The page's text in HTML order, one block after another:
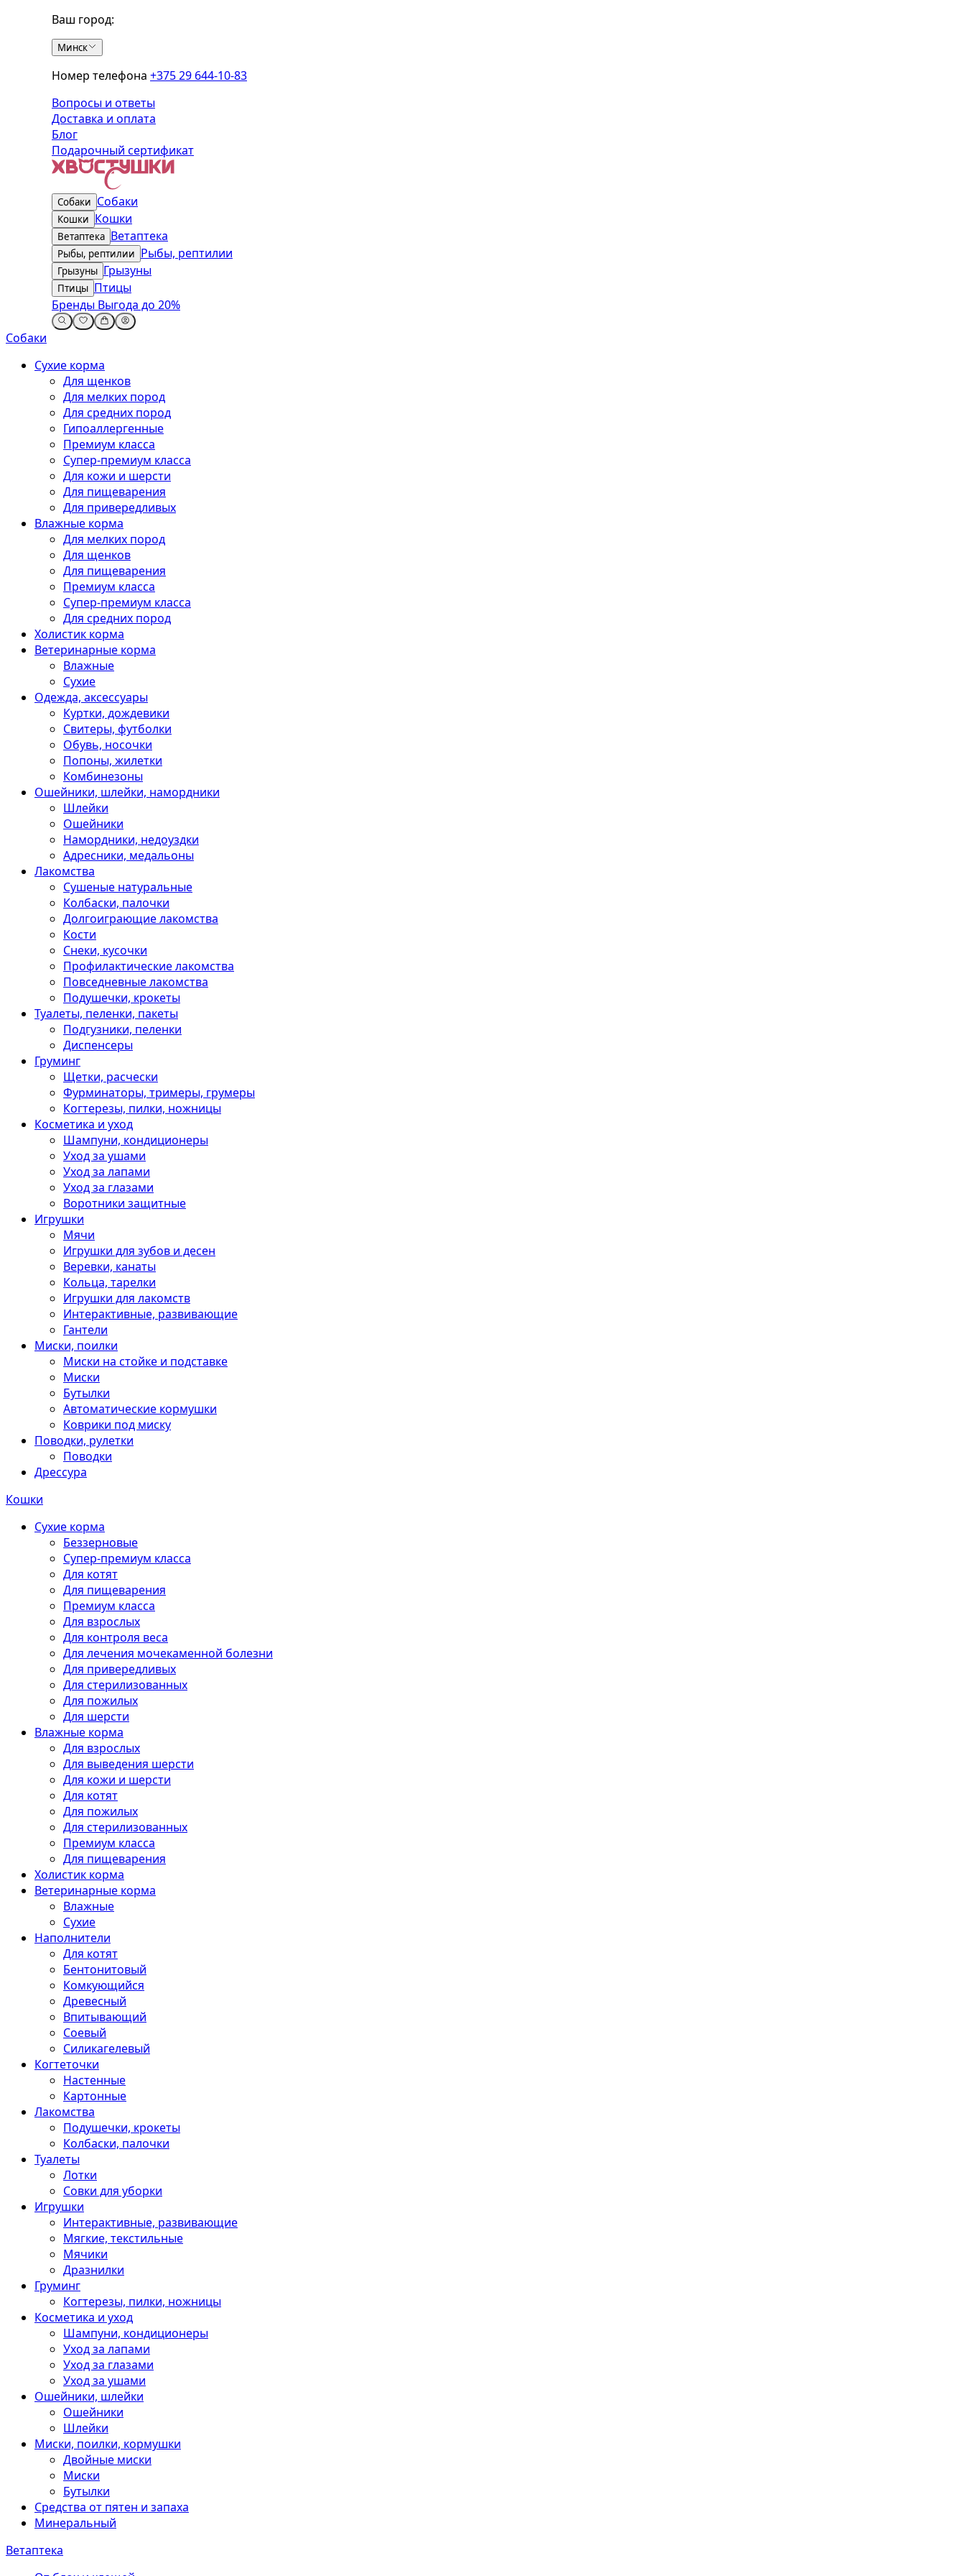
Ваш город:
Минск
Номер телефона +375 29 644-10-83
Вопросы и ответы
Доставка и оплата
Блог
Подарочный сертификат
Собаки Собаки
Кошки Кошки
Ветаптека Ветаптека
Рыбы, рептилии Рыбы, рептилии
Грызуны Грызуны
Птицы Птицы
Бренды Выгода до 20%
Собаки
Сухие корма
Для щенков
Для мелких пород
Для средних пород
Гипоаллергенные
Премиум класса
Супер-премиум класса
Для кожи и шерсти
Для пищеварения
Для привередливых
Влажные корма
Для мелких пород
Для щенков
Для пищеварения
Премиум класса
Супер-премиум класса
Для средних пород
Холистик корма
Ветеринарные корма
Влажные
Сухие
Одежда, аксессуары
Куртки, дождевики
Свитеры, футболки
Обувь, носочки
Попоны, жилетки
Комбинезоны
Ошейники, шлейки, намордники
Шлейки
Ошейники
Намордники, недоуздки
Адресники, медальоны
Лакомства
Сушеные натуральные
Колбаски, палочки
Долгоиграющие лакомства
Кости
Снеки, кусочки
Профилактические лакомства
Повседневные лакомства
Подушечки, крокеты
Туалеты, пеленки, пакеты
Подгузники, пеленки
Диспенсеры
Груминг
Щетки, расчески
Фурминаторы, тримеры, грумеры
Когтерезы, пилки, ножницы
Косметика и уход
Шампуни, кондиционеры
Уход за ушами
Уход за лапами
Уход за глазами
Воротники защитные
Игрушки
Мячи
Игрушки для зубов и десен
Веревки, канаты
Кольца, тарелки
Игрушки для лакомств
Интерактивные, развивающие
Гантели
Миски, поилки
Миски на стойке и подставке
Миски
Бутылки
Автоматические кормушки
Коврики под миску
Поводки, рулетки
Поводки
Дрессура
Кошки
Сухие корма
Беззерновые
Супер-премиум класса
Для котят
Для пищеварения
Премиум класса
Для взрослых
Для контроля веса
Для лечения мочекаменной болезни
Для привередливых
Для стерилизованных
Для пожилых
Для шерсти
Влажные корма
Для взрослых
Для выведения шерсти
Для кожи и шерсти
Для котят
Для пожилых
Для стерилизованных
Премиум класса
Для пищеварения
Холистик корма
Ветеринарные корма
Влажные
Сухие
Наполнители
Для котят
Бентонитовый
Комкующийся
Древесный
Впитывающий
Соевый
Силикагелевый
Когтеточки
Настенные
Картонные
Лакомства
Подушечки, крокеты
Колбаски, палочки
Туалеты
Лотки
Совки для уборки
Игрушки
Интерактивные, развивающие
Мягкие, текстильные
Мячики
Дразнилки
Груминг
Когтерезы, пилки, ножницы
Косметика и уход
Шампуни, кондиционеры
Уход за лапами
Уход за глазами
Уход за ушами
Ошейники, шлейки
Ошейники
Шлейки
Миски, поилки, кормушки
Двойные миски
Миски
Бутылки
Средства от пятен и запаха
Минеральный
Ветаптека